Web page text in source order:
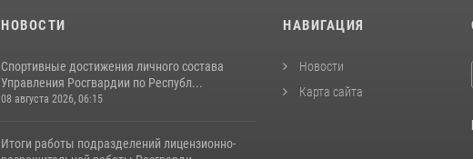
НОВОСТИ
Спортивные достижения личного состава
Управления Росгвардии по Республ...
08 августа 2026, 06:15
Итоги работы подразделений лицензионно-
НАВИГАЦИЯ
Новости
Карта сайта